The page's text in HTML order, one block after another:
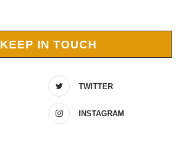
KEEP IN TOUCH
TWITTER
INSTAGRAM